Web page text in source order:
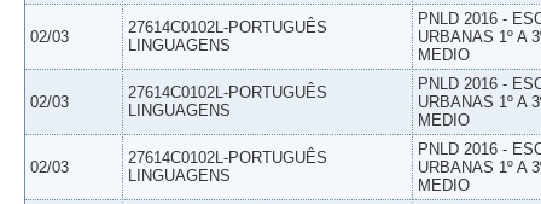
02/03
27614C0102L-PORTUGUÊS
LINGUAGENS
PNLD 2016 -
URBANAS 1º A
MEDIO
02/03
27614C0102L-PORTUGUÊS
LINGUAGENS
PNLD 2016 -
URBANAS 1º A
MEDIO
02/03
27614C0102L-PORTUGUÊS
LINGUAGENS
PNLD 2016 -
URBANAS 1º A
MEDIO